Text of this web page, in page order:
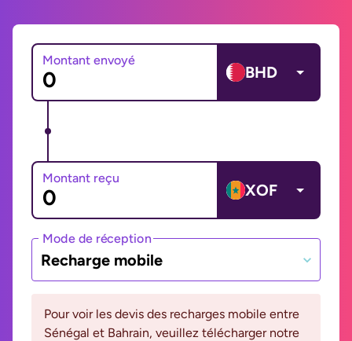
Montant envoyé
BHD
Montant reçu
XOF
Mode de réception
Recharge mobile
Pour voir les devis des recharges mobile entre
Sénégal et Bahrain, veuillez télécharger notre